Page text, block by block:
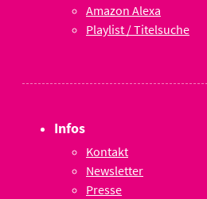
Amazon Alexa
Playlist / Titelsuche
Infos
Kontakt
Newsletter
Presse